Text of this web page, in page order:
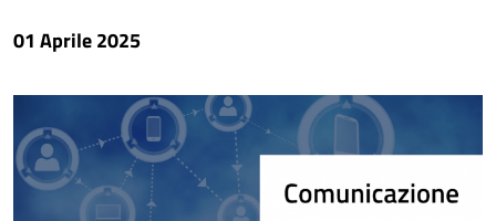
01 Aprile 2025